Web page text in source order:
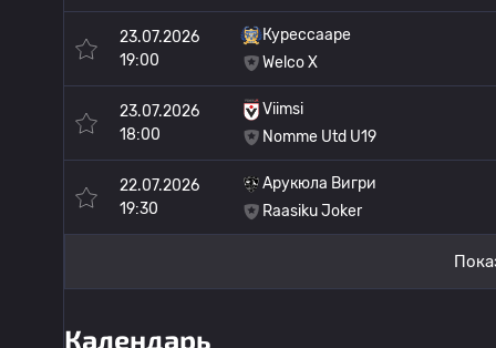
23.07.2026
19:00
Курессааре
Welco X
23.07.2026
18:00
Viimsi
Nomme Utd U19
22.07.2026
19:30
Арукюла Вигри
Raasiku Joker
Календарь